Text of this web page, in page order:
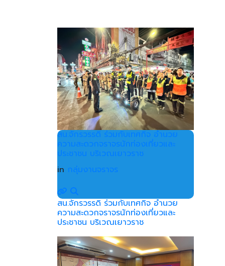
สน.จักรวรรดิ ร่วมกับเทศกิจ อำนวย
ความสะดวกจราจรนักท่องเที่ยวและ
ประชาชน บริเวณเยาวราช
in กลุ่มงานจราจร
สน.จักรวรรดิ ร่วมกับเทศกิจ อำนวย
ความสะดวกจราจรนักท่องเที่ยวและ
ประชาชน บริเวณเยาวราช